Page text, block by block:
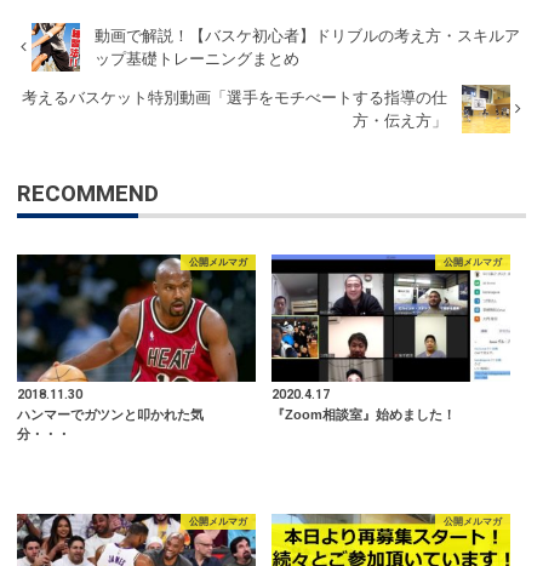
動画で解説！【バスケ初心者】ドリブルの考え方・スキルア
ップ基礎トレーニングまとめ
考えるバスケット特別動画「選手をモチべートする指導の仕
方・伝え方」
RECOMMEND
公開メルマガ
2018.11.30
ハンマーでガツンと叩かれた気
分・・・
公開メルマガ
2020.4.17
『Zoom相談室』始めました！
公開メルマガ 公開メルマガ